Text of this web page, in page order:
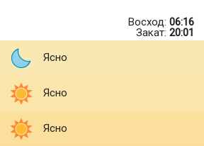
Восход: 06:16
Закат: 20:01
Ясно
Ясно
Ясно